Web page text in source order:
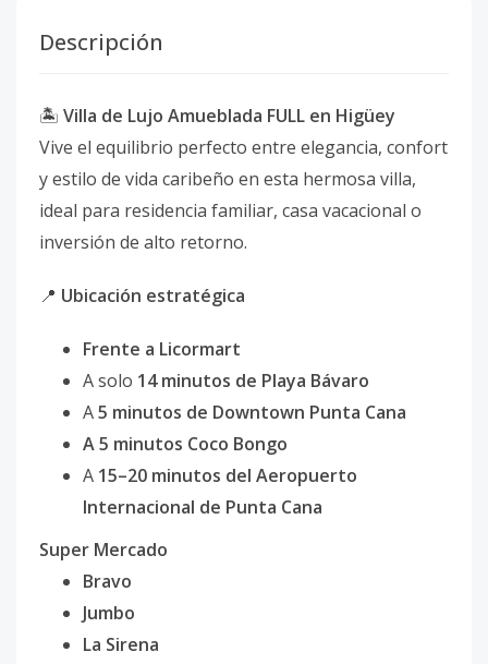
Descripción
🏝 Villa de Lujo Amueblada FULL en Higüey
Vive el equilibrio perfecto entre elegancia, confort
y estilo de vida caribeño en esta hermosa villa,
ideal para residencia familiar, casa vacacional o
inversión de alto retorno.
📍 Ubicación estratégica
Frente a Licormart
A solo 14 minutos de Playa Bávaro
A5 minutos de Downtown Punta Cana
A 5 minutos Coco Bongo
A 15–20 minutos del Aeropuerto
Internacional de Punta Cana
Super Mercado
Bravo
Jumbo
La Sirena